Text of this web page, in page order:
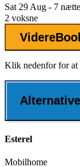
Sat 29 Aug - 7
2 voksne
Videre
Klik nedenfor for at
Esterel
Mobilhome